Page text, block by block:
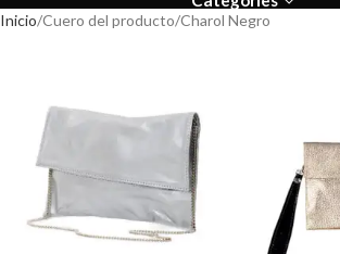
Inicio Cuero del producto Charol Negro